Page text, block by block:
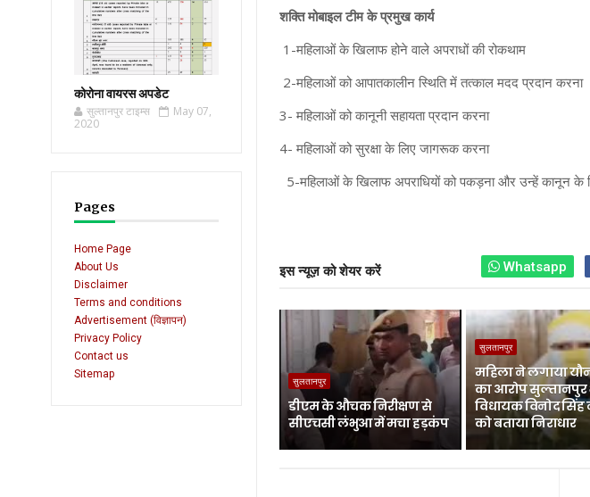
कोरोना वायरस अपडेट
सुल्तानपुर टाइम्स
May 07,
2020
Pages
Home Page
About Us
Disclaimer
Terms and conditions
Advertisement (विज्ञापन)
Privacy Policy
Contact us
Sitemap
शक्ति मोबाइल टीम के प्रमुख कार्य
1-महिलाओं के खिलाफ होने वाले अपराधों की रोकथाम
2-महिलाओं को आपातकालीन स्थिति में तत्काल मदद प्रदान करना
3- महिलाओं को कानूनी सहायता प्रदान करना
4- महिलाओं को सुरक्षा के लिए जागरूक करना
5-महिलाओं के खिलाफ अपराधियों को पकड़ना और उन्हें कानून के
इस न्यूज़ को शेयर करें Whatsapp
सुलतानपुर
डीएम के औचक निरीक्षण से
सीएचसी लंभुआ में मचा हड़कंप
सुलतानपुर
महिला ने लगाया
का आरोप सुल्तानपुर
विधायक विनोद सिंह
को बताया निराधार